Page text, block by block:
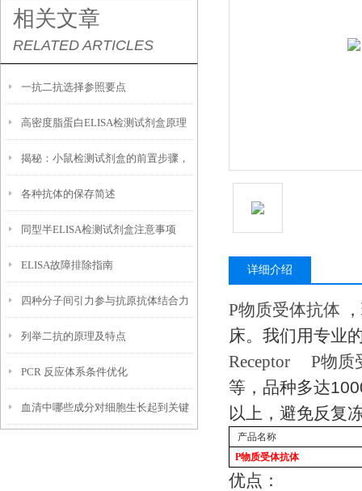
相关文章
RELATED ARTICLES
一抗二抗选择参照要点
高密度脂蛋白ELISA检测试剂盒原理
及几个方面
揭秘：小鼠检测试剂盒的前置步骤，
你做对了吗？
各种抗体的保存简述
同型半ELISA检测试剂盒注意事项
ELISA故障排除指南
四种分子间引力参与抗原抗体结合力
陈述
列举二抗的原理及特点
PCR 反应体系条件优化
血清中哪些成分对细胞生长起到关键
详细介绍
P物质受体抗体
床。我们用专业
Receptor
P物质
等，品种多达
以上，避免反复
产品名称
P物质受体抗体
优点：